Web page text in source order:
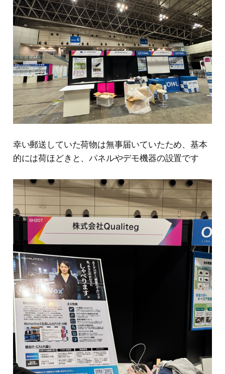
幸い郵送していた荷物は無事届いていたため、基本
的には荷ほどきと、パネルやデモ機器の設置です